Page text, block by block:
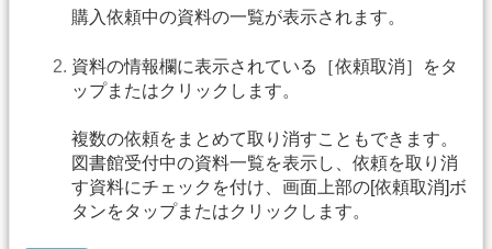
購入依頼中の資料の一覧が表示されます。
資料の情報欄に表示されている［依頼取消］をタ
ップまたはクリックします。
複数の依頼をまとめて取り消すこともできます。
図書館受付中の資料一覧を表示し、依頼を取り消
す資料にチェックを付け、画面上部の[依頼取消]ボ
タンをタップまたはクリックします。